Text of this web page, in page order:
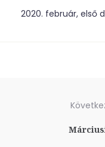
2020. február, első